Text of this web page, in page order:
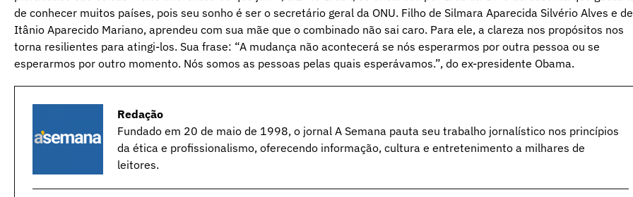
de conhecer muitos países, pois seu sonho é ser o secretário geral da ONU. Filho de Silmara Aparecida Silvério Alves e de
Itânio Aparecido Mariano, aprendeu com sua mãe que o combinado não sai caro. Para ele, a clareza nos propósitos nos
torna resilientes para atingi-los. Sua frase: “A mudança não acontecerá se nós esperarmos por outra pessoa ou se
esperarmos por outro momento. Nós somos as pessoas pelas quais esperávamos.”, do ex-presidente Obama.
Redação
Fundado em 20 de maio de 1998, o jornal A Semana pauta seu trabalho jornalístico nos princípios
da ética e profissionalismo, oferecendo informação, cultura e entretenimento a milhares de
leitores.